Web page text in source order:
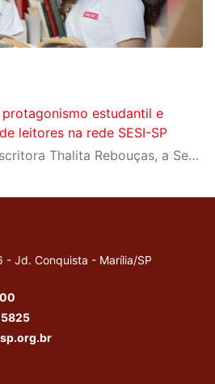
estudantil e
leitores na rede SESI-SP
Com homenagens à escritora Thalita Rebouças, a Semana do Livro e da Biblioteca promove criatividade, produção autoral e diferentes formas de expressão entre estudantes da Educação Infantil à EJA
- Jd. Conquista - Marília/SP